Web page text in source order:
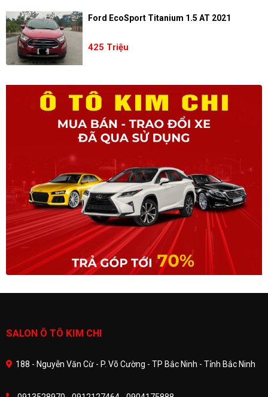
Ford EcoSport Titanium 1.5 AT 2021
425 Triệu
SALON Ô TÔ KIM CHI
188 - Nguyễn Văn Cừ - P. Võ Cường - TP Bắc Ninh - Tỉnh Bắc Ninh